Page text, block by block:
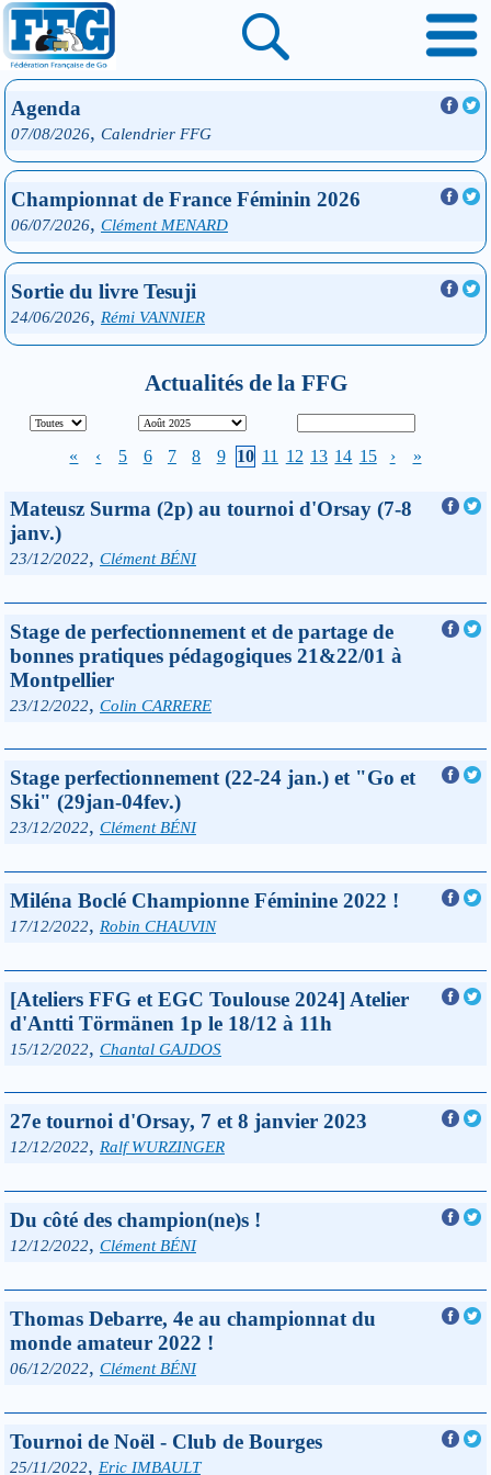
Agenda
07/08/2026, Calendrier FFG
Championnat de France Féminin 2026
06/07/2026, Clément MENARD
Sortie du livre Tesuji
24/06/2026, Rémi VANNIER
Actualités de la FFG
« ‹ 5 6 7 8 9 10 11 12 13 14 15 › »
Mateusz Surma (2p) au tournoi d'Orsay (7-8
janv.)
23/12/2022, Clément BÉNI
Stage de perfectionnement et de partage de
bonnes pratiques pédagogiques 21&22/01 à
Montpellier
23/12/2022, Colin CARRERE
Stage perfectionnement (22-24 jan.) et "Go et
Ski" (29jan-04fev.)
23/12/2022, Clément BÉNI
Miléna Boclé Championne Féminine 2022 !
17/12/2022, Robin CHAUVIN
[Ateliers FFG et EGC Toulouse 2024] Atelier
d'Antti Törmänen 1p le 18/12 à 11h
15/12/2022, Chantal GAJDOS
27e tournoi d'Orsay, 7 et 8 janvier 2023
12/12/2022, Ralf WURZINGER
Du côté des champion(ne)s !
12/12/2022, Clément BÉNI
Thomas Debarre, 4e au championnat du
monde amateur 2022 !
06/12/2022, Clément BÉNI
Tournoi de Noël - Club de Bourges
25/11/2022, Eric IMBAULT